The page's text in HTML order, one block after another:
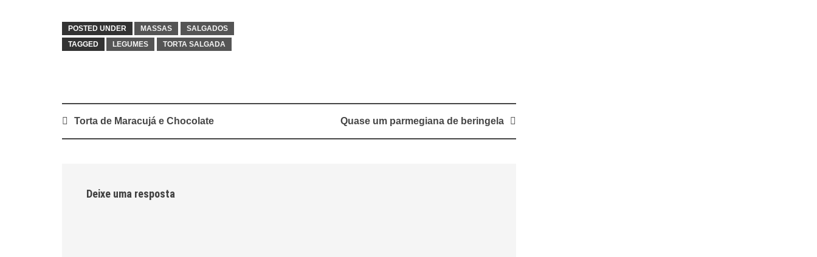
POSTED UNDER MASSAS
SALGADOS
TAGGED
LEGUMES TORTA SALGADA
PostTorta de Maracujá e Chocolate Quase um parmegiana de beringela
Deixe uma resposta